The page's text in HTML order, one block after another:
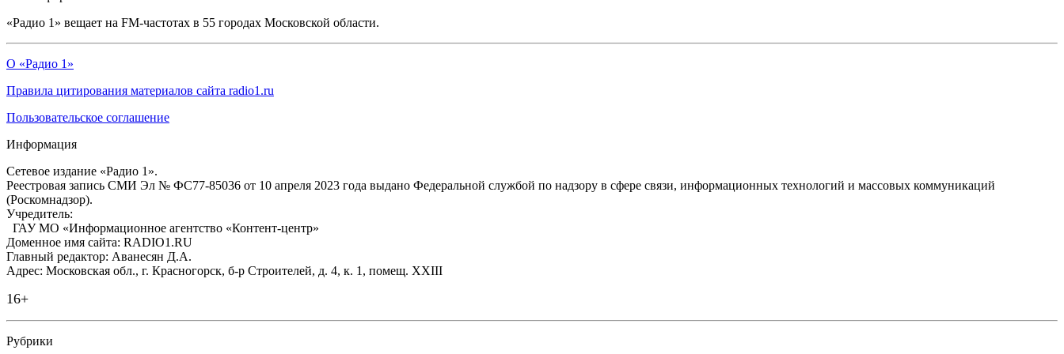
«Радио 1» вещает на FM-частотах в 55 городах Московской области.
О «Радио 1»
Правила цитирования материалов сайта radio1.ru
Пользовательское соглашение
Информация
Сетевое издание «Радио 1».
Реестровая запись СМИ Эл № ФС77-85036 от 10 апреля 2023 года выдано Федеральной службой по надзору в сфере связи, информационных технологий и массовых коммуникаций
(Роскомнадзор).
Учредитель:
ГАУ МО «Информационное агентство «Контент-центр»
Доменное имя сайта: RADIO1.RU
Главный редактор: Аванесян Д.А.
Адрес: Московская обл., г. Красногорск, б-р Строителей, д. 4, к. 1, помещ. XXIII
16+
Рубрики